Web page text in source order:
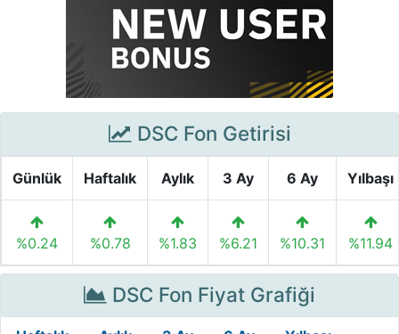
DSC Fon Getirisi
Günlük Haftalık Aylık 3 Ay 6 Ay Yılbaşı
%0.24 %0.78 %1.83 %6.21 %10.31 %11.94
DSC Fon Fiyat Grafiği